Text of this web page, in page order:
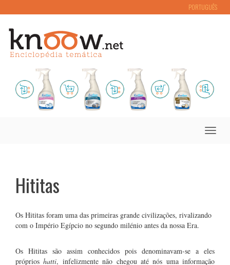
PORTUGUÊS
Toggle
Hititas
Os Hititas foram uma das primeiras grande civilizações, rivalizando
com o Império Egípcio no segundo milénio antes da nossa Era.
Os Hititas são assim conhecidos pois denominavam-se a eles
próprioshatti, infelizmente não chegou até nós uma informação